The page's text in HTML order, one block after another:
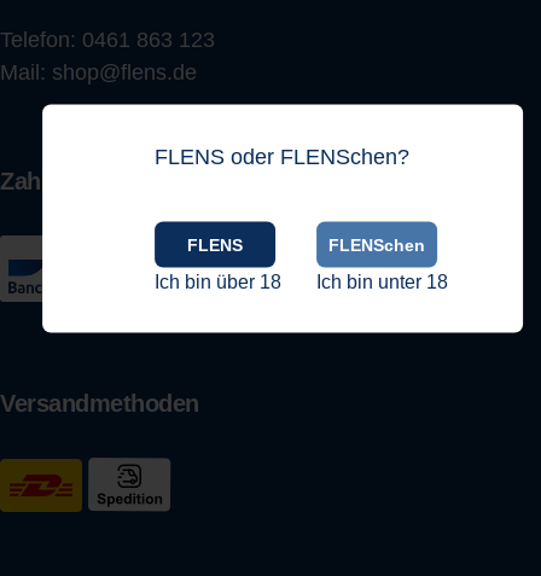
FLENS oder FLENSchen?
FLENS
Ich bin über 18
FLENSchen
Ich bin unter 18
Zahlungsarten
Versandmethoden
Telefon: 0461 863 123
Mail: shop@flens.de